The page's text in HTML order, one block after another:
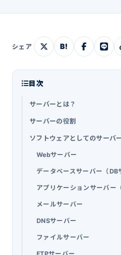
シェア B!
目次
サーバーとは？
サーバーの役割
ソフトウェアとしてのサーバ
Webサーバー
データベースサーバー（DB
アプリケーションサーバー
メールサーバー
DNSサーバー
ファイルサーバー